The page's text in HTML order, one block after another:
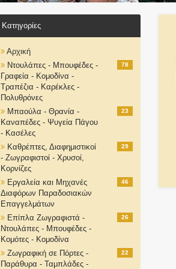
Κατηγορίες
Αρχική
Ντουλάπες - Μπουφέδες -
Γραφεία - Κομοδίνα -
Τραπέζια - Καρέκλες -
Πολυθρόνες
78
Μπαούλα - Θρανία -
Καναπέδες - Ψυγεία Πάγου
- Κασέλες
23
Καθρέπτες, Διαφημιστικοί
- Ζωγραφιστοί - Χρυσοί,
Κορνίζες
29
Εργαλεία και Μηχανές
Διαφόρων Παραδοσιακών
Επαγγελμάτων
46
Επίπλα Ζωγραφιστά -
Ντουλάπες - Μπουφέδες -
Κομότες - Κομοδίνα
26
Ζωγραφική σε Πόρτες -
Παράθυρα - Ταμπλάδες -
22